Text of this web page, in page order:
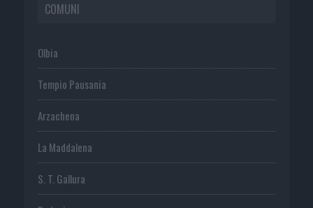
COMUNI
Olbia
Tempio Pausania
Arzachena
La Maddalena
S. T. Gallura